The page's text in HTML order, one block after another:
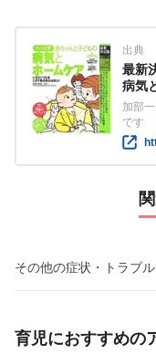
出典
最新
病気
加部
です
その他の症状・トラブル
育児におすすめの